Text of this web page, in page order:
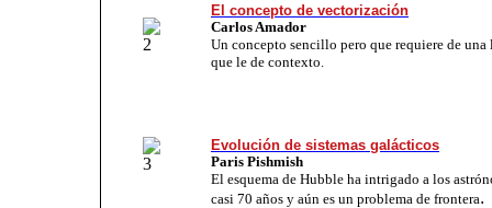
El concepto de vectorización
Carlos Amador
Un concepto sencillo pero que requiere de
que le de contexto.
Evolución de sistemas galácticos
Paris Pishmish
El esquema de Hubble ha intrigado a los
casi 70 años y aún es un problema de frontera.